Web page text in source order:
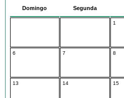
Domingo Segunda
1
6 7 8
13 14 15